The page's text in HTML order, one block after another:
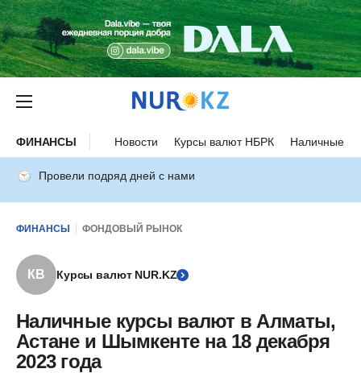
ФИНАНСЫ Новости Курсы валют НБРК Наличные
Провели подряд дней с нами
ФИНАНСЫ ФОНДОВЫЙ РЫНОК
КВ Курсы валют NUR.KZ
Наличные курсы валют в Алматы,
Астане и Шымкенте на 18 декабря
2023 года